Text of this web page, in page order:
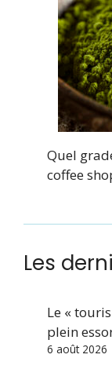
Quel
coffee
Les
Le «
plein
6 août 2026